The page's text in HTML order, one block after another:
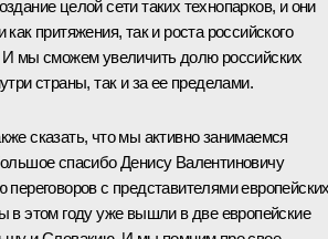
целой сети таких технопарков, и они
как притяжения, так и роста российского
И мы сможем увеличить долю российских
страны, так и за ее пределами.
сказать, что мы активно занимаемся
спасибо Денису Валентиновичу
переговоров с представителями
в этом году уже вышли в две европейские